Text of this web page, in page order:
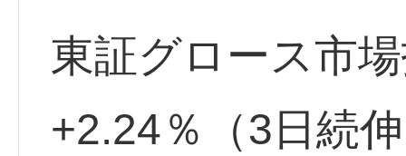
東証グロース市
+2.24％（3日続